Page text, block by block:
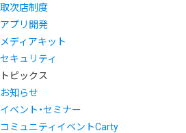
取次店制度
アプリ開発
メディアキット
セキュリティ
トピックス
お知らせ
イベント・セミナー
コミュニティイベントCarty